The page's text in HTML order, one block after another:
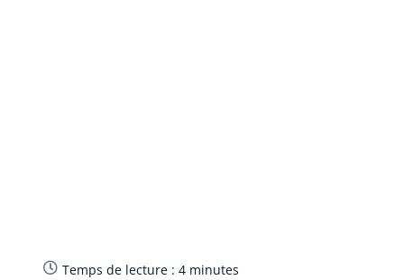
Temps de lecture : 4 minutes